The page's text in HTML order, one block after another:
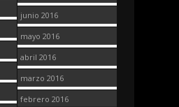
junio 2016
mayo 2016
abril 2016
marzo 2016
febrero 2016